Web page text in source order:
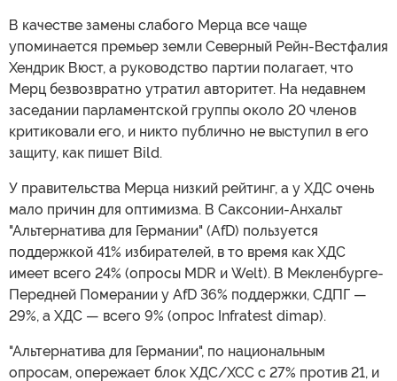
В качестве замены слабого Мерца все чаще
упоминается премьер земли Северный Рейн-Вестфалия
Хендрик Вюст, а руководство партии полагает, что
Мерц безвозвратно утратил авторитет. На недавнем
заседании парламентской группы около 20 членов
критиковали его, и никто публично не выступил в его
защиту, как пишет Bild.
У правительства Мерца низкий рейтинг, а у ХДС очень
мало причин для оптимизма. В Саксонии-Анхальт
"Альтернатива для Германии" (AfD) пользуется
поддержкой 41% избирателей, в то время как ХДС
имеет всего 24% (опросы MDR и Welt). В Мекленбурге-
Передней Померании у AfD 36% поддержки, СДПГ —
29%, а ХДС — всего 9% (опрос Infratest dimap).
"Альтернатива для Германии", по национальным
опросам, опережает блок ХДС/ХСС с 27% против 21, и